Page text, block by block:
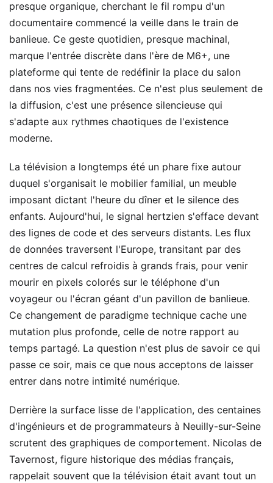
presque organique, cherchant le fil rompu d'un
documentaire commencé la veille dans le train de
banlieue. Ce geste quotidien, presque machinal,
marque l'entrée discrète dans l'ère de M6+, une
plateforme qui tente de redéfinir la place du salon
dans nos vies fragmentées. Ce n'est plus seulement de
la diffusion, c'est une présence silencieuse qui
s'adapte aux rythmes chaotiques de l'existence
moderne.
La télévision a longtemps été un phare fixe autour
duquel s'organisait le mobilier familial, un meuble
imposant dictant l'heure du dîner et le silence des
enfants. Aujourd'hui, le signal hertzien s'efface devant
des lignes de code et des serveurs distants. Les flux
de données traversent l'Europe, transitant par des
centres de calcul refroidis à grands frais, pour venir
mourir en pixels colorés sur le téléphone d'un
voyageur ou l'écran géant d'un pavillon de banlieue.
Ce changement de paradigme technique cache une
mutation plus profonde, celle de notre rapport au
temps partagé. La question n'est plus de savoir ce qui
passe ce soir, mais ce que nous acceptons de laisser
entrer dans notre intimité numérique.
Derrière la surface lisse de l'application, des centaines
d'ingénieurs et de programmateurs à Neuilly-sur-Seine
scrutent des graphiques de comportement. Nicolas de
Tavernost, figure historique des médias français,
rappelait souvent que la télévision était avant tout un